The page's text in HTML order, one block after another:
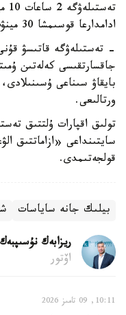
ادامدارعا قوسىمشا 30 مينۋت قاراستىرىلعان.
بايقاۋ سىناعى
ورتالىعى.
سايتىنداعى «ازاماتتىق
قولجەتىمدى.
بيلىك جانە ساياسات
ريزابەك
اۆتور
10:11, 09 تامىز 2026